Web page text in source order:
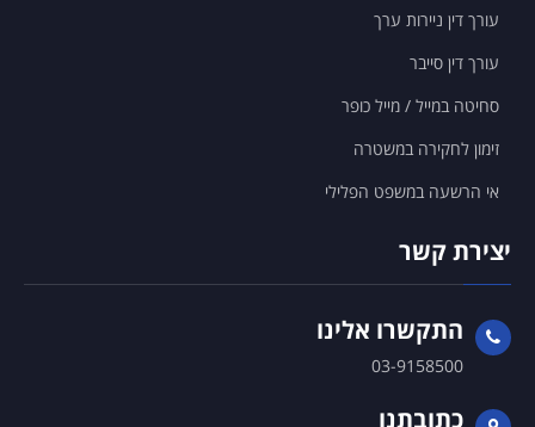
עורך דין ניירות ערך
עורך דין סייבר
סחיטה במייל / מייל כופר
זימון לחקירה במשטרה
אי הרשעה במשפט הפלילי
יצירת קשר
התקשרו אלינו
03-9158500
כתובתנו